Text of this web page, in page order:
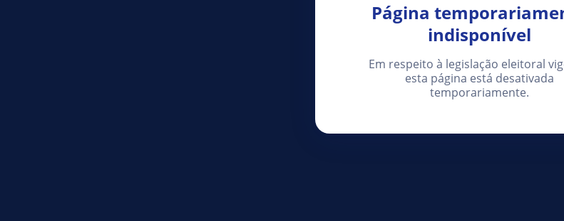
Página
indisponível
Em respeito à legislação eleitoral
esta página está desativada
temporariamente.